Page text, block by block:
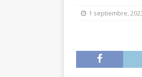
1 septiembre,